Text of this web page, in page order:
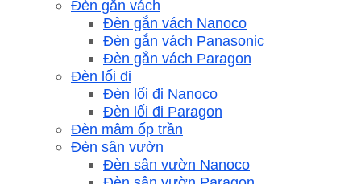
Đèn gắn vách
Đèn gắn vách Nanoco
Đèn gắn vách Panasonic
Đèn gắn vách Paragon
Đèn lối đi
Đèn lối đi Nanoco
Đèn lối đi Paragon
Đèn mâm ốp trần
Đèn sân vườn
Đèn sân vườn Nanoco